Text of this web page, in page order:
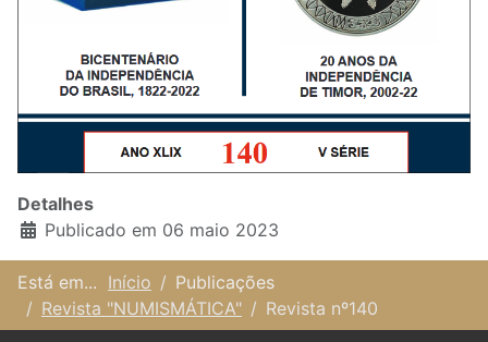
Detalhes
Publicado em 06 maio 2023
Está em... Início
Publicações
Revista "NUMISMÁTICA"
Revista nº140